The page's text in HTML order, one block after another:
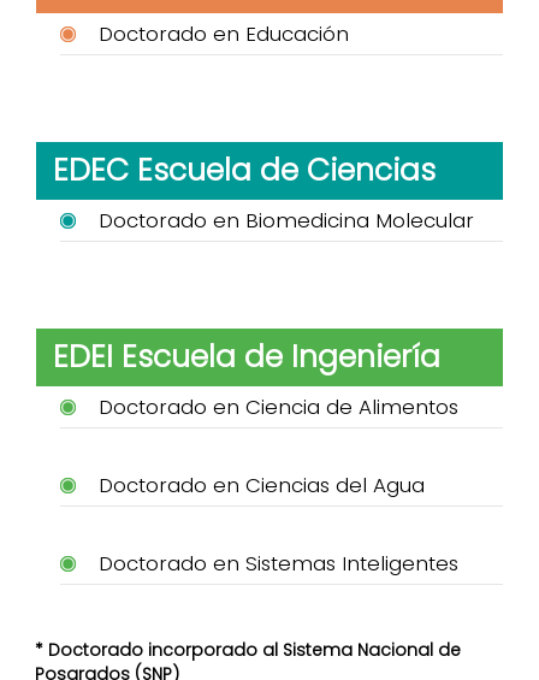
Doctorado en Educación
EDEC Escuela de Ciencias
Doctorado en Biomedicina Molecular
EDEI Escuela de Ingeniería
Doctorado en Ciencia de Alimentos
Doctorado en Ciencias del Agua
Doctorado en Sistemas Inteligentes
* Doctorado incorporado al Sistema Nacional de
Posgrados (SNP)